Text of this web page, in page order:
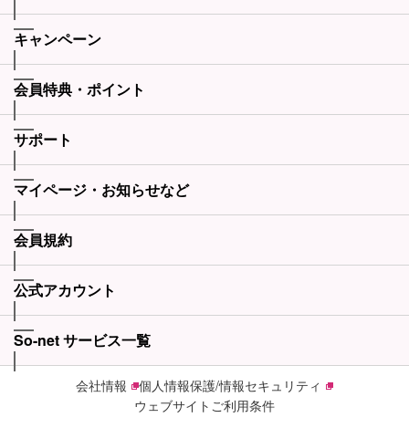
キャンペーン
会員特典・ポイント
サポート
マイページ・お知らせなど
会員規約
公式アカウント
So-net サービス一覧
会社情報
個人情報保護/情報セキュリティ
ウェブサイトご利用条件